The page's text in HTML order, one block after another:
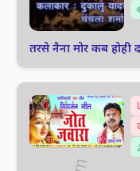
तरसे नैना मोर कब होही